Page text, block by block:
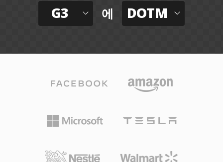
G3 에 DOTM